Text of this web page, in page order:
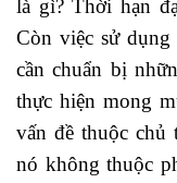
là gì? Thời hạn
Còn việc sử
cần chuẩn bị
thực hiện mong
vấn đề thuộc chủ
nó không thuộc